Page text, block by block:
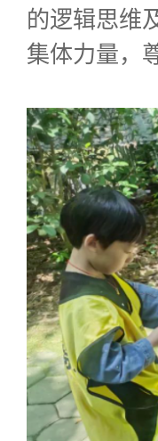
的逻辑思维
集体力量，